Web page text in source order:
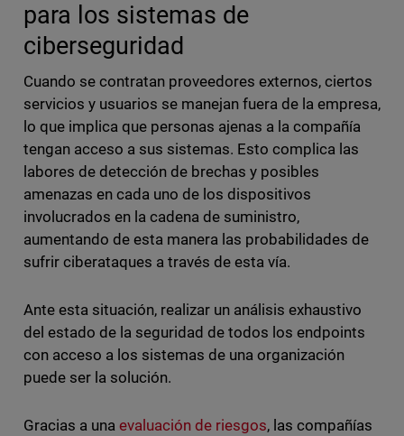
para los sistemas de
ciberseguridad
Cuando se contratan proveedores externos, ciertos
servicios y usuarios se manejan fuera de la empresa,
lo que implica que personas ajenas a la compañía
tengan acceso a sus sistemas. Esto complica las
labores de detección de brechas y posibles
amenazas en cada uno de los dispositivos
involucrados en la cadena de suministro,
aumentando de esta manera las probabilidades de
sufrir ciberataques a través de esta vía.
Ante esta situación, realizar un análisis exhaustivo
del estado de la seguridad de todos los endpoints
con acceso a los sistemas de una organización
puede ser la solución.
Gracias a una evaluación de riesgos, las compañías